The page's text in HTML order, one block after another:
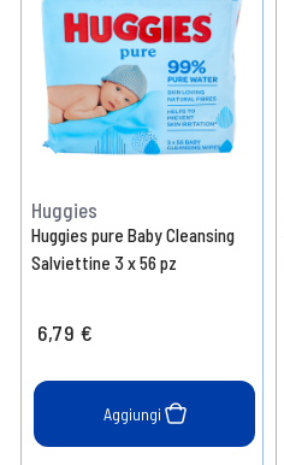
Huggies
Huggies pure Baby Cleansing
Salviettine 3 x 56 pz
6,79 €
Aggiungi